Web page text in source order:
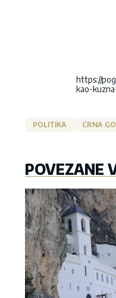
https://
kao-
POLITIKA CRNA
POVEZANE